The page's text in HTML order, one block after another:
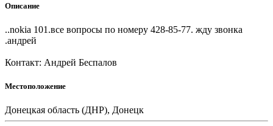
Описание
..nokia 101.все вопросы по номеру 428-85-77. жду звонка
.андрей
Контакт: Андрей Беспалов
Местоположение
Донецкая область (ДНР), Донецк